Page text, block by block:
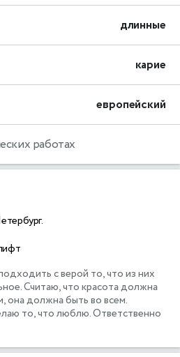
длинные
карие
европейский
работах
с верой то, что из них
Считаю, что красота должна
она должна быть во всем.
то, что люблю. Ответственно